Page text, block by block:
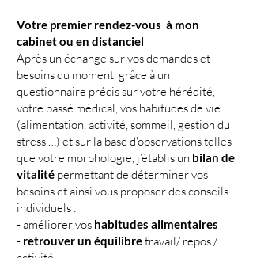
Votre premier rendez-vous à mon
cabinet ou en distanciel
Après un échange sur vos demandes et
besoins du moment, grâce à un
questionnaire précis sur votre hérédité,
votre passé médical, vos habitudes de vie
(alimentation, activité, sommeil, gestion du
stress …) et sur la base d'observations telles
que votre morphologie, j’établis un bilan de
vitalité permettant de déterminer vos
besoins et ainsi vous proposer des conseils
individuels :
- améliorer vos habitudes alimentaires
- retrouver un équilibretravail/ repos /